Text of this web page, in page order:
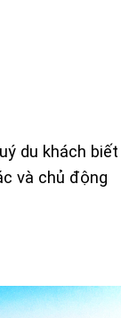
du khách biết
và chủ động